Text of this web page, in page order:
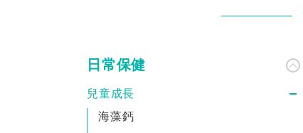
日常保健
兒童成長
海藻鈣